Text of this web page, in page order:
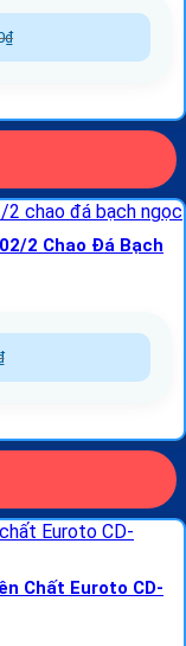
₫
2 Chao Đá Bạch
Chất Euroto CD-